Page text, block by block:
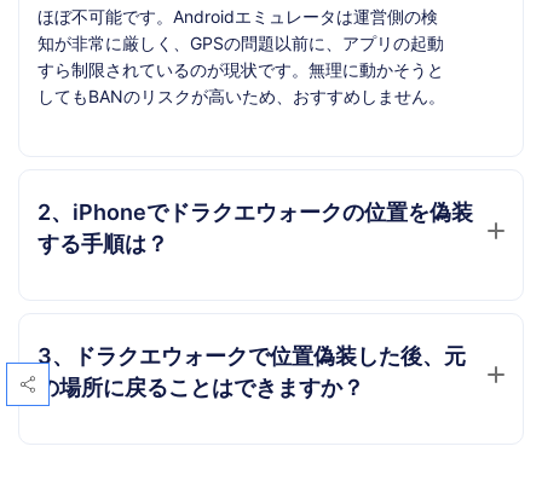
ほぼ不可能です。Androidエミュレータは運営側の検
知が非常に厳しく、GPSの問題以前に、アプリの起動
すら制限されているのが現状です。無理に動かそうと
してもBANのリスクが高いため、おすすめしません。
2、iPhoneでドラクエウォークの位置を偽装
する手順は？
3、ドラクエウォークで位置偽装した後、元
の場所に戻ることはできますか？